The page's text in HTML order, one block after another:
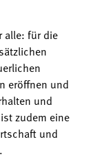
alle: für die
eröffnen und
und
zudem eine
und